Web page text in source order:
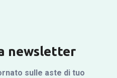
newsletter
sulle aste di tuo